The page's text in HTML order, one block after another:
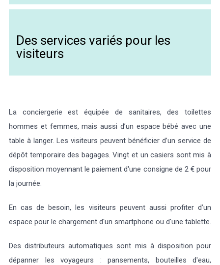
Des services variés pour les
visiteurs
La conciergerie est équipée de sanitaires, des toilettes
hommes et femmes, mais aussi d’un espace bébé avec une
table à langer. Les visiteurs peuvent bénéficier d’un service de
dépôt temporaire des bagages. Vingt et un casiers sont mis à
disposition moyennant le paiement d'une consigne de 2 € pour
la journée.
En cas de besoin, les visiteurs peuvent aussi profiter d’un
espace pour le chargement d'un smartphone ou d'une tablette.
Des distributeurs automatiques sont mis à disposition pour
dépanner les voyageurs : pansements, bouteilles d'eau,